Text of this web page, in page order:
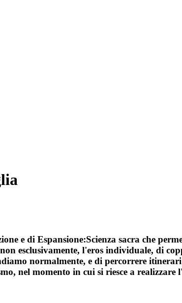
e di Espansione:Scienza sacra che
esclusivamente, l'eros individuale, di
normalmente, e di percorrere
nel momento in cui si riesce a realizzare